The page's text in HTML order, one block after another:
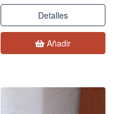
Detalles
Añadir